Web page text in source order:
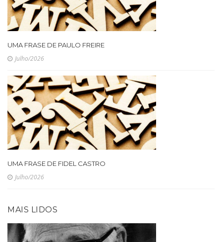
UMA FRASE DE PAULO FREIRE
Julho/2026
UMA FRASE DE FIDEL CASTRO
Julho/2026
MAIS LIDOS